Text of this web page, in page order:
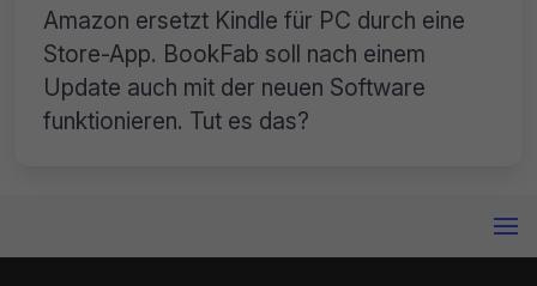
Amazon ersetzt Kindle für PC durch eine
Store-App. BookFab soll nach einem
Update auch mit der neuen Software
funktionieren. Tut es das?